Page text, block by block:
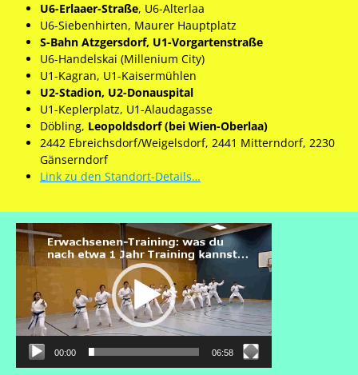
U6-Erlaaer-Straße, U6-Alterlaa
U6-Siebenhirten, Maurer Hauptplatz
S-Bahn Atzgersdorf, U1-Vorgartenstraße
U6-Handelskai (Millenium City)
U1-Kagran, U1-Kaisermühlen
U2-Stadion, U2-Donauspital
U1-Keplerplatz, U1-Alaudagasse
Döbling, Leopoldsdorf (bei Wien-Oberlaa)
2442 Ebreichsdorf/Weigelsdorf, 2441 Mitterndorf, 2230
Gänserndorf
Link zu den Standort-Details…
Video-
Player
00:00 06:58